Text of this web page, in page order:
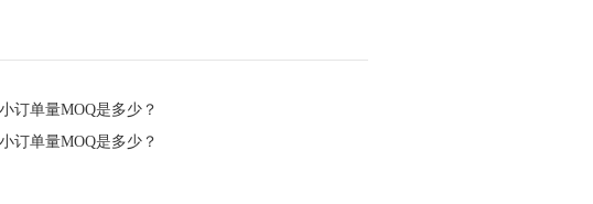
订单量MOQ是多少？
订单量MOQ是多少？